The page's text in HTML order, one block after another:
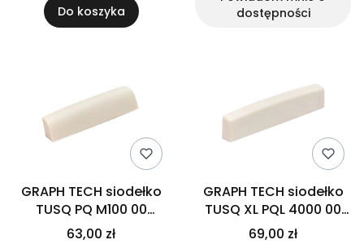
Do koszyka
dostępności
GRAPH TECH siodełko
TUSQ PQ M100 00
Martin
63,00 zł
GRAPH TECH siodełko
TUSQ XL PQL 4000 00
Jumbo XL
69,00 zł